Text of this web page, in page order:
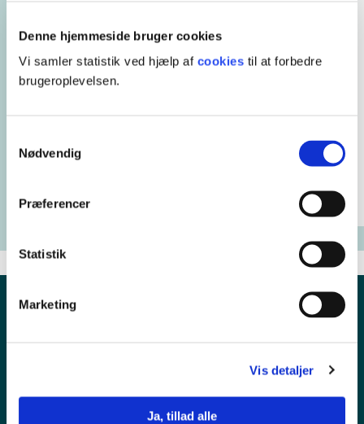
Denne hjemmeside bruger cookies
Vi samler statistik ved hjælp af cookies til at forbedre
brugeroplevelsen.
Nødvendig
Præferencer
Statistik
Marketing
Vis detaljer
Ja, tillad alle